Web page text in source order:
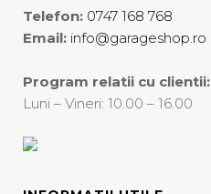
Telefon: 0747 168 768
Email: info@garageshop.ro
Program relatii cu clientii:
Luni – Vineri: 10.00 – 16.00